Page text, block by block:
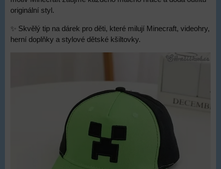
originální styl.
✨ Skvělý tip na dárek pro děti, které milují Minecraft, videohry,
herní doplňky a stylové dětské kšiltovky.